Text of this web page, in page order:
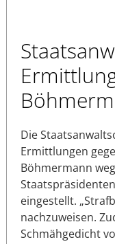
Die
Ermittlungen
Böhmermann
eingestellt.
nachzuweisen.
Schmähgedicht